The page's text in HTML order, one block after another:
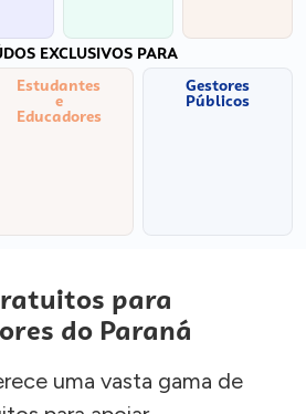
EXCLUSIVOS PARA
Estudantes
e
Educadores
Gestores
Públicos
para
do Paraná
uma vasta gama de